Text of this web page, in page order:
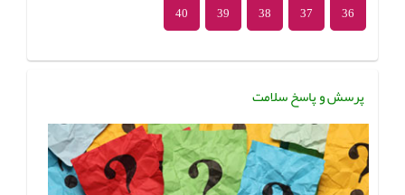
36
37
38
39
40
پرسش و پاسخ سلامت